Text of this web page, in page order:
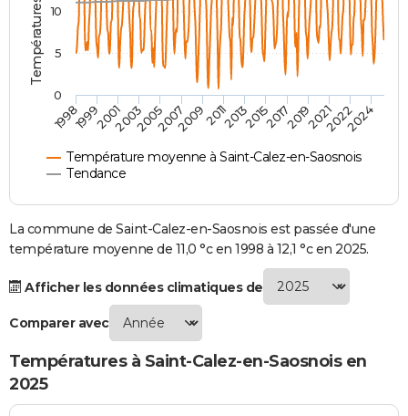
BONS PLANS
CARTE DE VOEUX
Carte de Noël
Carte Bonne année
Carte Saint-Valentin
Carte Pâques
Carte d'anniversaire
DICTIONNAIRE
Dictionnaire
Biographies
Citations
Expressions
Proverbes
PROGRAMME TV
COPAINS D'AVANT
S'inscrire
Se connecter
Lycées
Collèges
Primaires
Universités
Entreprises
Service militaire
Avis de recherche
AVIS DE DÉCÈS
FORUM
Température moyenne à Saint-Calez-en-Saosnois
Tendance
199819992001200320052007200920112013201520172019202120222024
0
5
10
La commune de Saint-Calez-en-Saosnois est passée d'une
température moyenne de 11,0 °c en 1998 à 12,1 °c en 2025.
Afficher les données climatiques de
Comparer avec
Températures à Saint-Calez-en-Saosnois en
2025